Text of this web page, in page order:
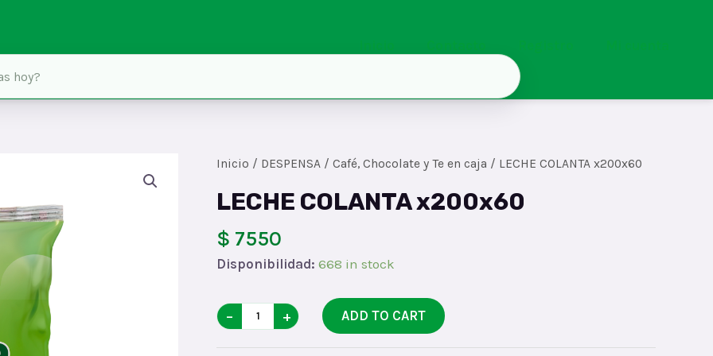
Inicio / DESPENSA / Café, Chocolate y Te en caja / LECHE COLANTA x200x60
LECHE COLANTA x200x60
$ 7550
Disponibilidad: 668 in stock
LECHE
COLANTA
− + ADD TO CART